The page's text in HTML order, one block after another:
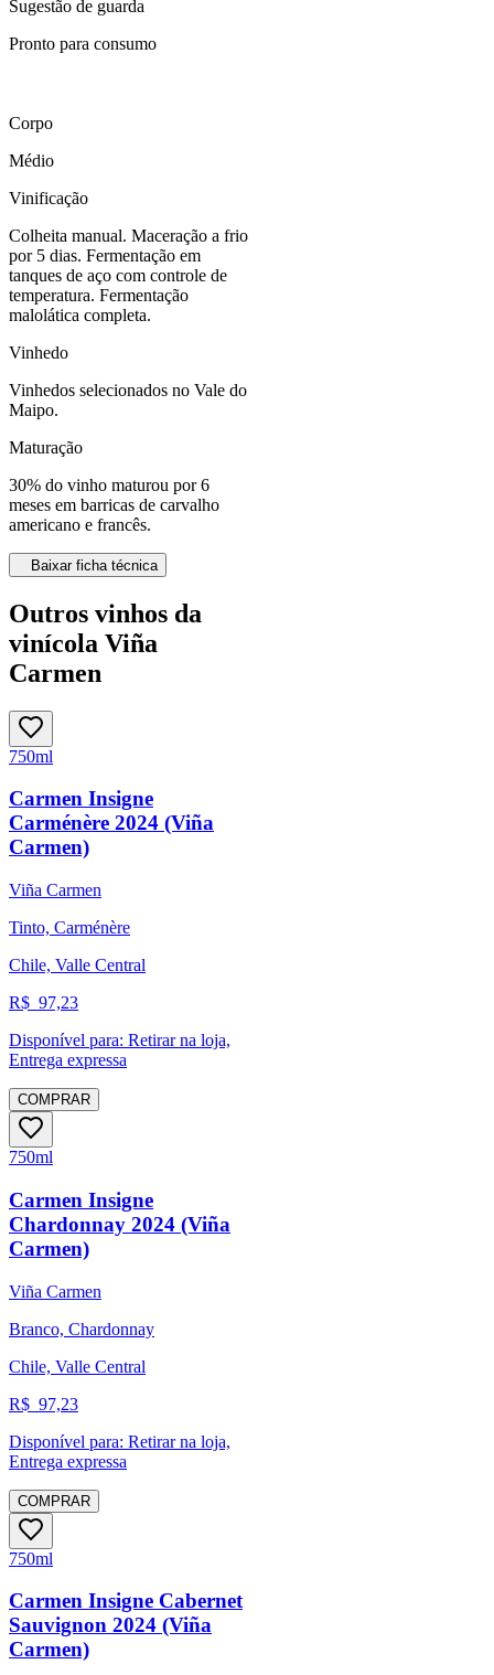
Sugestão de guarda
Pronto para consumo
Corpo
Médio
Vinificação
Colheita manual. Maceração a frio
por 5 dias. Fermentação em
tanques de aço com controle de
temperatura. Fermentação
malolática completa.
Vinhedo
Vinhedos selecionados no Vale do
Maipo.
Maturação
30% do vinho maturou por 6
meses em barricas de carvalho
americano e francês.
Baixar ficha técnica
Outros vinhos da
vinícola Viña
Carmen
750ml
Carmen Insigne
Carménère 2024 (Viña
Carmen)
Viña Carmen
Tinto, Carménère
Chile, Valle Central
R$ 97,23
Disponível para: Retirar na loja,
Entrega expressa
COMPRAR
750ml
Carmen Insigne
Chardonnay 2024 (Viña
Carmen)
Viña Carmen
Branco, Chardonnay
Chile, Valle Central
R$ 97,23
Disponível para: Retirar na loja,
Entrega expressa
COMPRAR
750ml
Carmen Insigne Cabernet
Sauvignon 2024 (Viña
Carmen)